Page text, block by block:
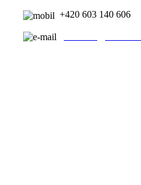
+420 603 140 606